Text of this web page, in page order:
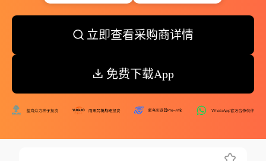
立即查看采购商详情
免费下载App